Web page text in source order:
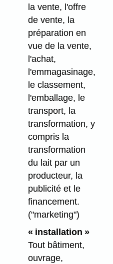
la vente, l'offre
de vente, la
préparation en
vue de la vente,
l'achat,
l'emmagasinage,
le classement,
l'emballage, le
transport, la
transformation, y
compris la
transformation
du lait par un
producteur, la
publicité et le
financement.
("marketing")
« installation »
Tout bâtiment,
ouvrage,